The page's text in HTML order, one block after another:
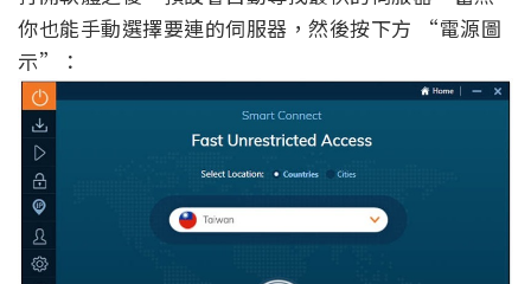
你也能手動選擇要連的伺服器，然後按下方 “電源圖
示”：